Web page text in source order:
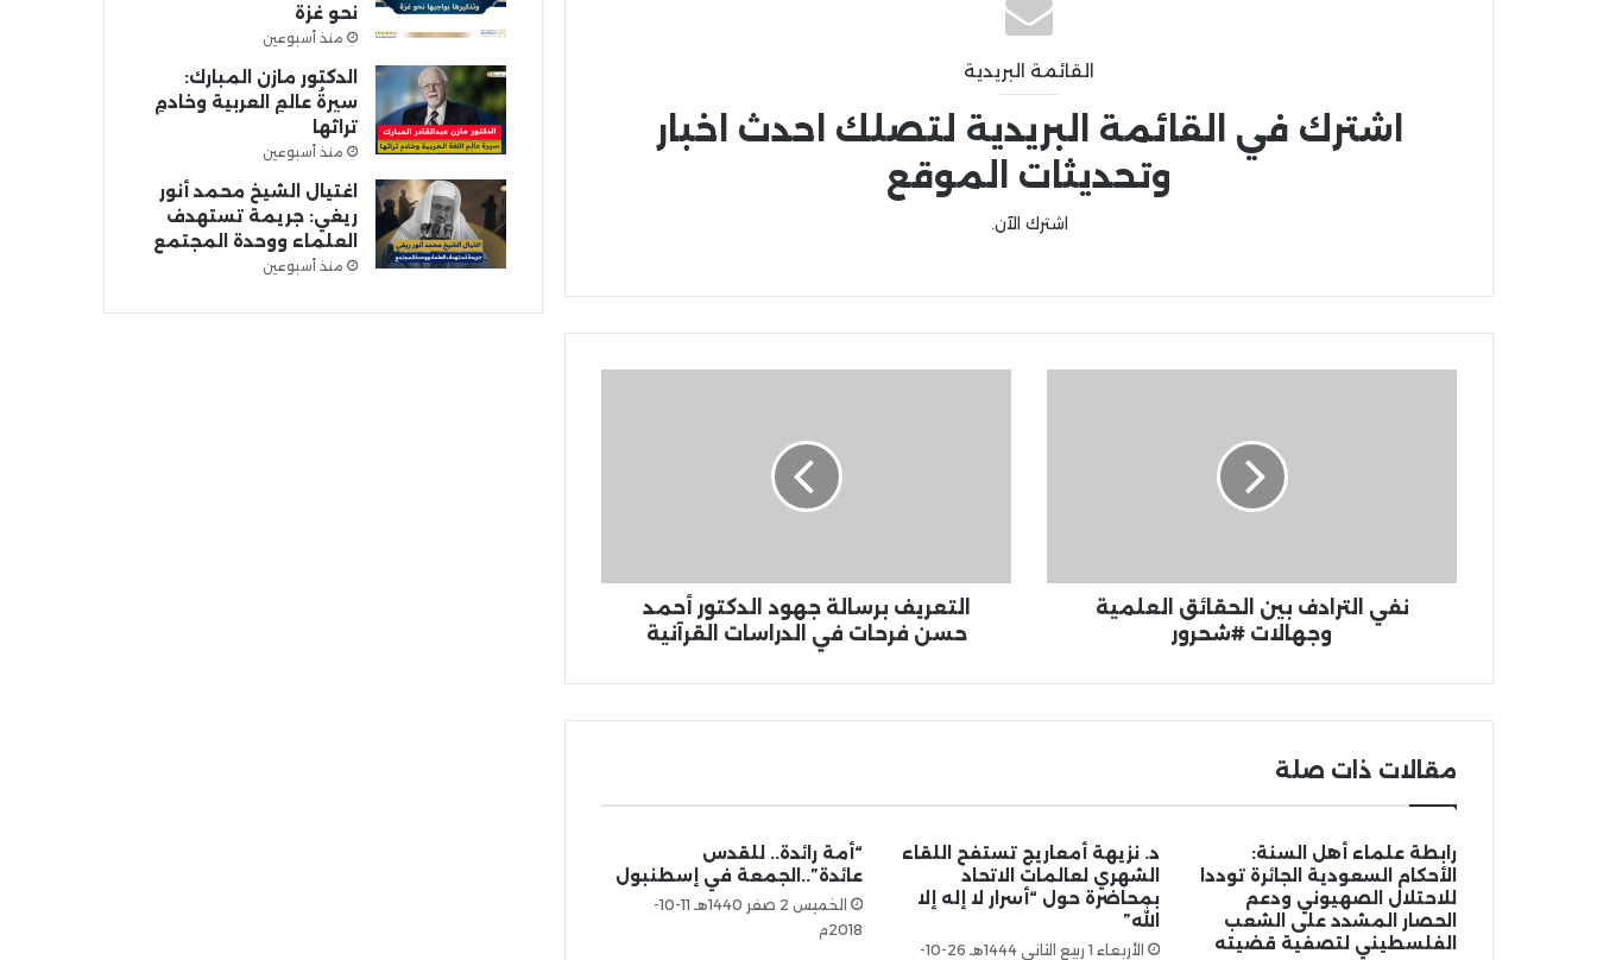
القائمة البريدية
اشترك في القائمة البريدية لتصلك احدث اخبار
وتحديثات الموقع
اشترك الآن.
نفي الترادف بين الحقائق العلمية
وجهالات #شحرور​
التعريف برسالة جهود الدكتور أحمد
حسن فرحات في الدراسات القرآنية
مقالات ذات صلة
رابطة علماء أهل السنة:
الأحكام السعودية الجائرة توددا
للاحتلال الصهيوني ودعم
الحصار المشدد على الشعب
الفلسطيني لتصفية قضيته
د. نزيهة أمعاريج تستفح اللقاء
الشهري لعالمات الاتحاد
بمحاضرة حول “أسرار لا إله إلا
الله”
الأربعاء 1 ربيع الثاني 1444هـ 26-10-
“أمة رائدة.. للقدس
عائدة”..الجمعة في إسطنبول
الخميس 2 صفر 1440هـ 11-10-
2018م
نحو غزة
منذ أسبوعين
الدكتور مازن المبارك:
سيرةُ عالمِ العربية وخادمِ
تراثها
منذ أسبوعين
اغتيال الشيخ محمد أنور
ريغي: جريمة تستهدف
العلماء ووحدة المجتمع
منذ أسبوعين